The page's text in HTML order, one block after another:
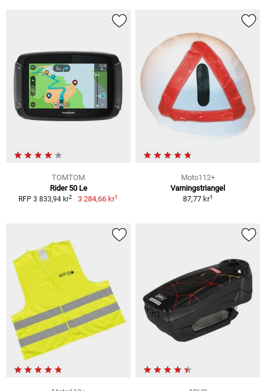
TOMTOM
Rider 50 Le
RFP 3 833,94 kr2 3 284,66 kr1
Moto112+
Varningstriangel
87,77 kr1